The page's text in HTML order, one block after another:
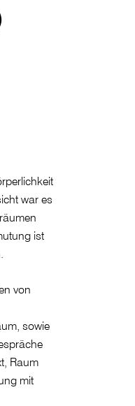
war es
ist
von
sowie
Raum
mit